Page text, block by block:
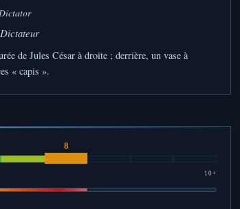
de Jules César à droite ; derrière, un vase à
« capis ».
10+